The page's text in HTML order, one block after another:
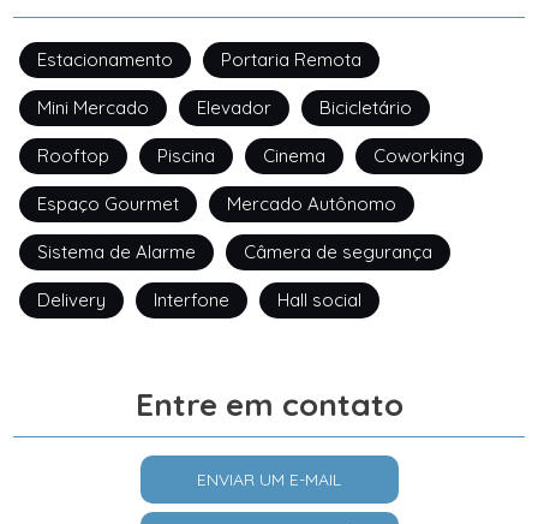
Estacionamento Portaria Remota
Mini Mercado Elevador Bicicletário
Rooftop Piscina Cinema Coworking
Espaço Gourmet Mercado Autônomo
Sistema de Alarme Câmera de segurança
Delivery Interfone Hall social
Entre em contato
ENVIAR UM E-MAIL